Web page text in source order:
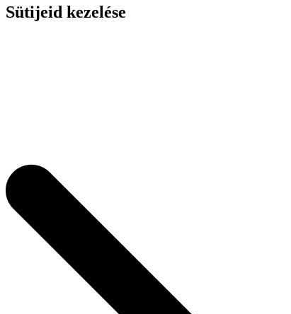
Sütijeid kezelése